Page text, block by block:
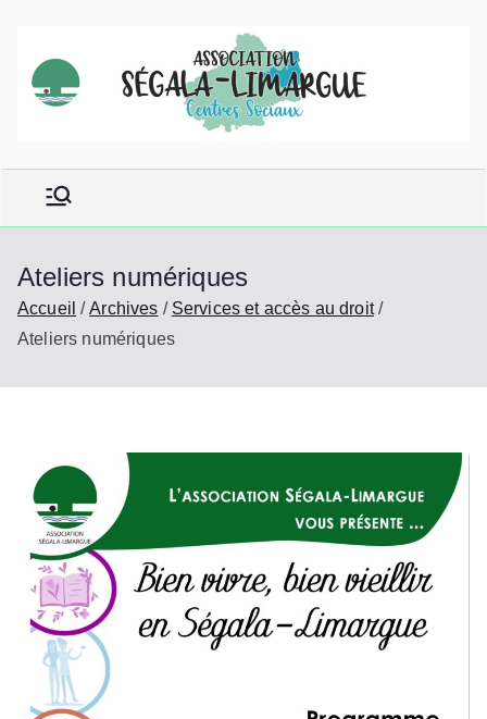
contenu
Ateliers numériques
Accueil Archives
Services et accès au droit
Ateliers numériques